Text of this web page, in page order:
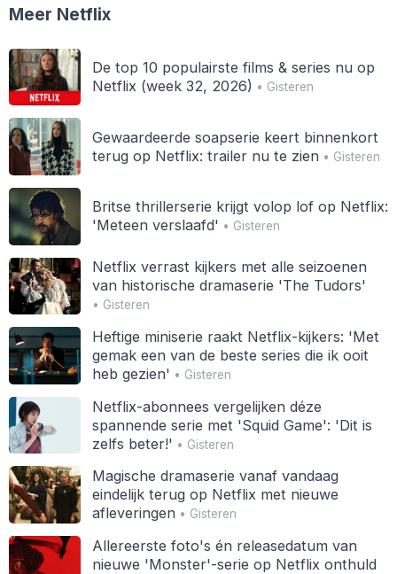
Meer Netflix
De top 10 populairste films & series nu op
Netflix (week 32, 2026) • Gisteren
Gewaardeerde soapserie keert binnenkort
terug op Netflix: trailer nu te zien• Gisteren
Britse thrillerserie krijgt volop lof op Netflix:
'Meteen verslaafd' • Gisteren
Netflix verrast kijkers met alle seizoenen
van historische dramaserie 'The Tudors'
• Gisteren
Heftige miniserie raakt Netflix-kijkers: 'Met
gemak een van de beste series die ik ooit
heb gezien' • Gisteren
Netflix-abonnees vergelijken déze
spannende serie met 'Squid Game': 'Dit is
zelfs beter!' • Gisteren
Magische dramaserie vanaf vandaag
eindelijk terug op Netflix met nieuwe
afleveringen• Gisteren
Allereerste foto's én releasedatum van
nieuwe 'Monster'-serie op Netflix onthuld